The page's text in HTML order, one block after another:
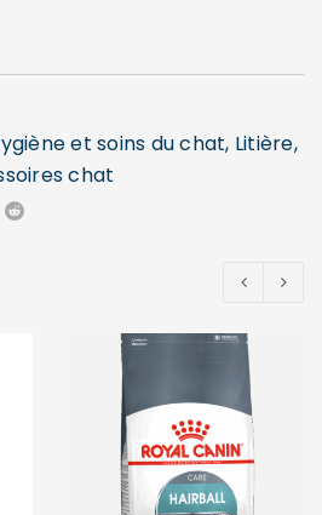
et soins du chat, Litière,
chat